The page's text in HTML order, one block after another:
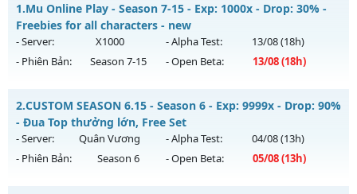
1.Mu Online Play - Season 7-15 - Exp: 1000x - Drop: 30% -
Freebies for all characters - new
- Server: X1000 - Alpha Test: 13/08(18h)
- Phiên Bản:
Season 7-15 - Open Beta: 13/08(18h)
Mu mới ra tháng 08 2026 - Mở máy chủ
13/08/2626
Exp: 1000x - Drop: 30%
2.CUSTOM SEASON 6.15 - Season 6 - Exp: 9999x - Drop: 90%
- Đua Top thưởng lớn, Free Set
- Server: Quân Vương - Alpha Test: 04/08(13h)
- Phiên Bản:
Season 6 - Open Beta: 05/08(13h)